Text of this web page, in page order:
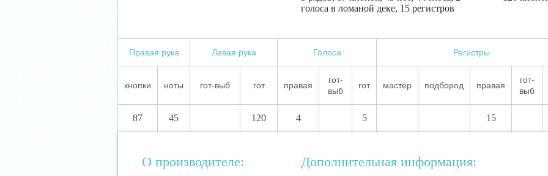
голоса в ломаной деке, 15 регистров
Правая рука Левая рука Голоса Регистры
кнопки ноты гот-выб гот правая
гот-
выб
гот мастер подбород правая
гот-
выб
87 45 120 4 5 15
О производителе: Дополнительная информация: